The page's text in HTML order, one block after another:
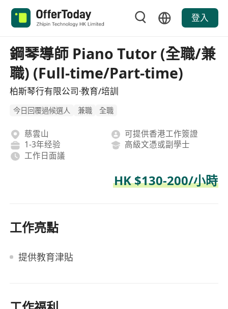
登入
鋼琴導師 Piano Tutor (全職/兼
職) (Full-time/Part-time)
柏斯琴行有限公司·教育/培訓
今日回覆過候選人 兼職 全職
慈雲山
可提供香港工作簽證
1-3年经验
高級文憑或副學士
工作日面議
HK $130-200/小時
工作亮點
提供教育津貼